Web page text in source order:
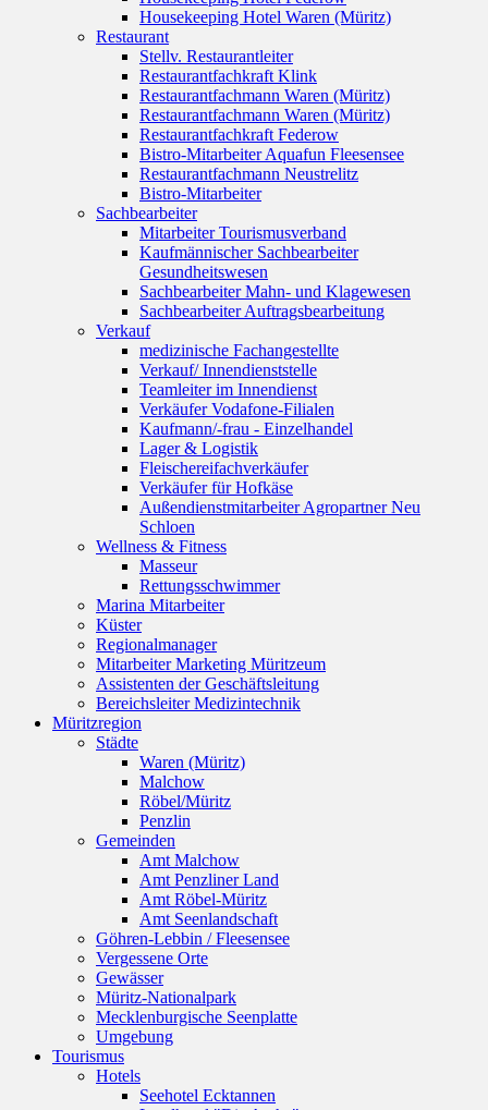
Housekeeping Hotel Waren (Müritz)
Restaurant
Stellv. Restaurantleiter
Restaurantfachkraft Klink
Restaurantfachmann Waren (Müritz)
Restaurantfachmann Waren (Müritz)
Restaurantfachkraft Federow
Bistro-Mitarbeiter Aquafun Fleesensee
Restaurantfachmann Neustrelitz
Bistro-Mitarbeiter
Sachbearbeiter
Mitarbeiter Tourismusverband
Kaufmännischer Sachbearbeiter
Gesundheitswesen
Sachbearbeiter Mahn- und Klagewesen
Sachbearbeiter Auftragsbearbeitung
Verkauf
medizinische Fachangestellte
Verkauf/ Innendienststelle
Teamleiter im Innendienst
Verkäufer Vodafone-Filialen
Kaufmann/-frau - Einzelhandel
Lager & Logistik
Fleischereifachverkäufer
Verkäufer für Hofkäse
Außendienstmitarbeiter Agropartner Neu
Schloen
Wellness & Fitness
Masseur
Rettungsschwimmer
Marina Mitarbeiter
Küster
Regionalmanager
Mitarbeiter Marketing Müritzeum
Assistenten der Geschäftsleitung
Bereichsleiter Medizintechnik
Müritzregion
Städte
Waren (Müritz)
Malchow
Röbel/Müritz
Penzlin
Gemeinden
Amt Malchow
Amt Penzliner Land
Amt Röbel-Müritz
Amt Seenlandschaft
Göhren-Lebbin / Fleesensee
Vergessene Orte
Gewässer
Müritz-Nationalpark
Mecklenburgische Seenplatte
Umgebung
Tourismus
Hotels
Seehotel Ecktannen